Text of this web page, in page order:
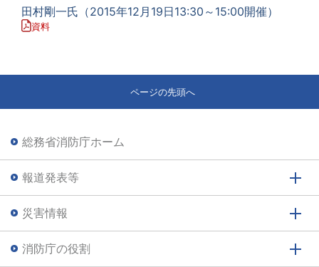
田村剛一氏（2015年12月19日13:30～15:00開催）
資料
ページの先頭へ
総務省消防庁ホーム
報道発表等
災害情報
消防庁の役割